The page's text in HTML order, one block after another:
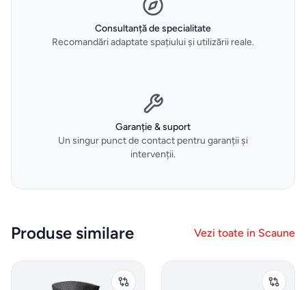
HOME
&
Depozitare
și spălat
Consultanță de specialitate
Recomandări adaptate spațiului și utilizării reale.
Garanție & suport
Un singur punct de contact pentru garanții și
intervenții.
Produse similare Vezi toate in Scaune